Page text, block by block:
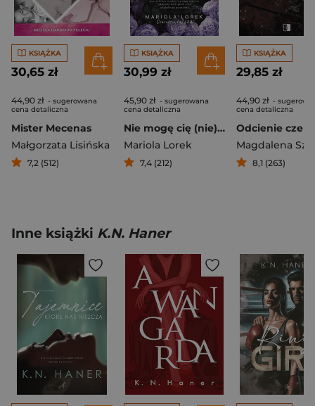
KSIĄŻKA
30,65 zł
44,90 zł - sugerowana
cena detaliczna
Mister Mecenas
Małgorzata Lisińska
7,2 (512)
KSIĄŻKA
30,99 zł
45,90 zł - sugerowana
cena detaliczna
Nie mogę cię (nie) kochać
Mariola Lorek
7,4 (212)
KSIĄŻKA
29,85 zł
44,90 zł -
cena detaliczna
Odcienie
Magdalena
8,1 (263)
Inne książki K.N. Haner